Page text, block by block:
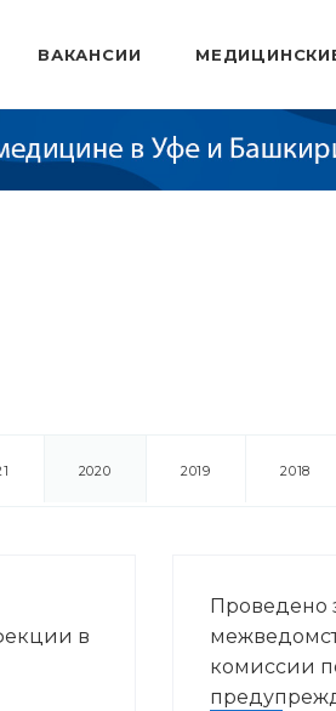
ВАКАНСИИ
2020 2019 2018
в
Проведено
комиссии